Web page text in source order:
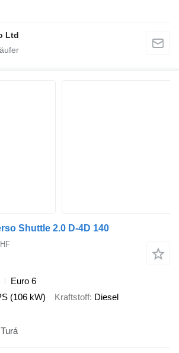
Ltd
Shuttle 2.0 D-4D 140
Euro 6
(106 kW) Kraftstoff Diesel